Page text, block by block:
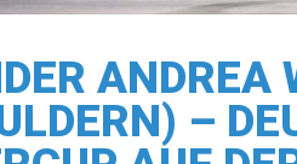
ANDREA
–